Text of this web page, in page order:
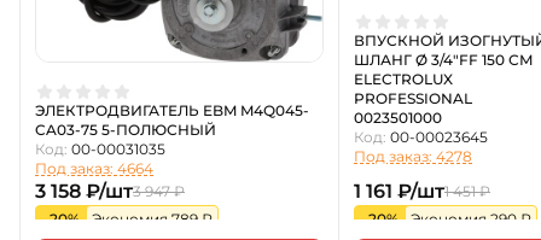
ЭЛЕКТРОДВИГАТЕЛЬ EBM M4Q045-
CA03-75 5-ПОЛЮСНЫЙ
Код: 00-00031035
Под заказ: 4664
3 158 ₽/шт3 947 ₽
-20%
Экономия 789 ₽
ВПУСКНОЙ
ШЛАНГ Ø 3/4"FF 150 СМ
ELECTROLUX
PROFESSIONAL
0023501000
Код: 00-00023645
Под заказ: 4278
1 161 ₽/шт1 451 ₽
-20%
Экономия 290 ₽